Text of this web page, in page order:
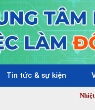
Tin tức & sự kiện
Nhiệt liệt